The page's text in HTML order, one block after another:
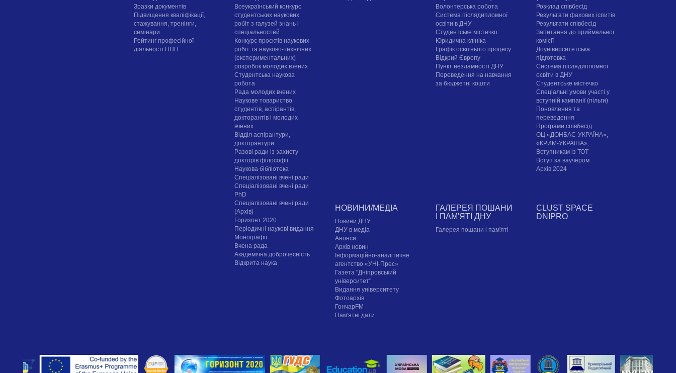
Зразки документів
Підвищення кваліфікації,
стажування, тренінги,
семінари
Рейтинг професійної
діяльності НПП
Всеукраїнський конкурс
студентських наукових
робіт з галузей знань і
спеціальностей
Конкурс проєктів наукових
робіт та науково-технічних
(експериментальних)
розробок молодих вчених
Студентська наукова
робота
Рада молодих вчених
Наукове товариство
студентів, аспірантів,
докторантів і молодих
вчених
Відділ аспірантури,
докторантури
Разові ради із захисту
докторів філософії
Наукова бібліотека
Спеціалізовані вчені ради
Спеціалізовані вчені ради
PhD
Спеціалізовані вчені ради
(Архів)
Горизонт 2020
Періодичні наукові видання
Монографії
Вчена рада
Академічна доброчесність
Відкрита наука
Волонтерська робота
Система післядипломної
освіти в ДНУ
Cтудентське містечко
Юридична клініка
Графік освітнього процесу
Відкрий Європу
Пункт незламності ДНУ
Переведення на навчання
за бюджетні кошти
Розклад співбесід
Результати фахових іспитів
Результати співбесід
Запитання до приймальної
комісії
Доуніверситетська
підготовка
Система післядипломної
освіти в ДНУ
Cтудентське містечко
Спеціальні умови участі у
вступній кампанії (пільги)
Поновлення та
переведення
Програми співбесід
ОЦ «ДОНБАС-УКРАЇНА»,
«КРИМ-УКРАЇНА»,
Вступникам із ТОТ
Вступ за ваучером
Архів 2024
НОВИНИ/МЕДІА
Новини ДНУ
ДНУ в медіа
Анонси
Архів новин
Інформаційно-аналітичне
агентство «УНІ-Прес»
Газета "Дніпровський
університет"
Видання університету
Фотоархів
ГончарFM
Пам'ятні дати
ГАЛЕРЕЯ ПОШАНИ
І ПАМ'ЯТІ ДНУ
Галерея пошани і пам'яті
CLUST SPACE
DNIPRO